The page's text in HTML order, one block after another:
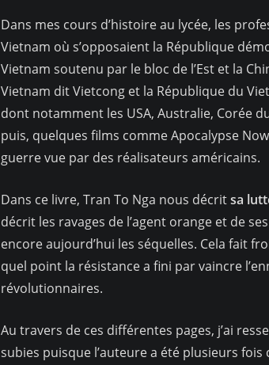
Dans mes cours d’histoire au lycée, les
Vietnam où s’opposaient la République
Vietnam soutenu par le bloc de l’Est et la
Vietnam dit Vietcong et la République du
dont notamment les USA, Australie, Corée
puis, quelques films comme Apocalypse
guerre vue par des réalisateurs américains.
Dans ce livre, Tran To Nga nous décritsa
décrit les ravages de l’agent orange et de
encore aujourd’hui les séquelles. Cela fait
quel point la résistance a fini par vaincre
révolutionnaires.
Au travers de ces différentes pages, j’ai
subies puisque l’auteure a été plusieurs